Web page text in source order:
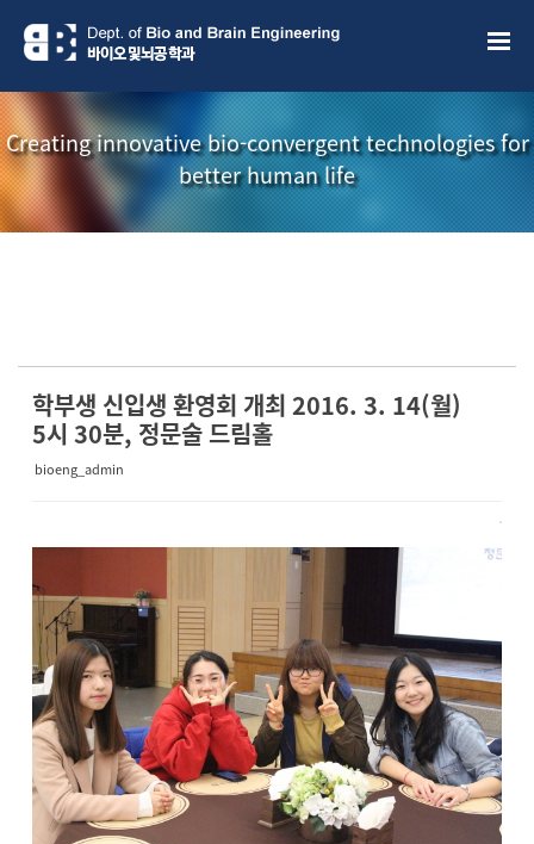
Creating innovative bio-convergent technologies for
better human life
소식지
학부생 신입생 환영회 개최 2016. 3. 14(월)
5시 30분, 정문술 드림홀
bioeng_admin